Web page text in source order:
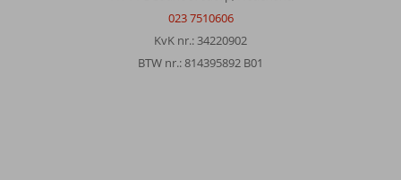
023 7510606
KvK nr.: 34220902
BTW nr.: 814395892 B01